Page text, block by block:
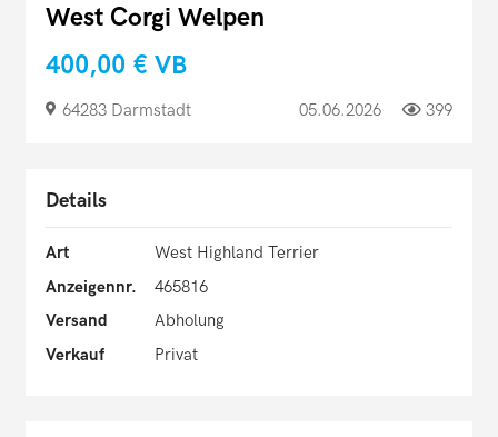
West Corgi Welpen
400,00 € VB
64283 Darmstadt 05.06.2026 399
Details
Art
West Highland Terrier
Anzeigennr.
465816
Versand
Abholung
Verkauf
Privat